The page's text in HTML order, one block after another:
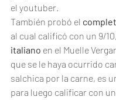
el youtuber.
También probó el
al cual calificó con un 9/
italiano en el Muelle
que se le haya ocurrido
salchica por la carne, es
para luego calificar con